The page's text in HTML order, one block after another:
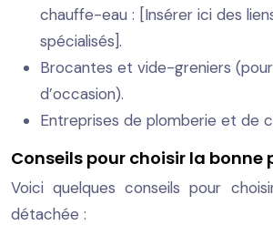
chauffe-eau : [Insérer ici des
spécialisés].
Brocantes et vide-greniers
d’occasion).
Entreprises de plomberie et de
Conseils pour choisir la bonne
Voici quelques conseils pour
détachée :